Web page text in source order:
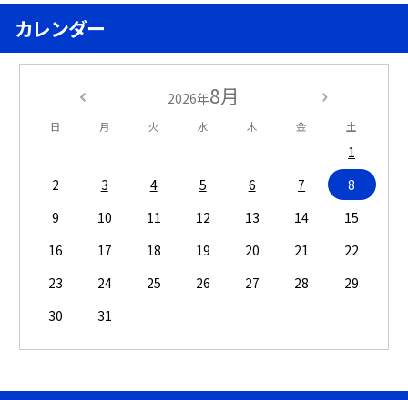
カレンダー
2026年8月
日 月 火 水 木 金 土
1
2
3 4 5 6 7
8
9
10 11 12 13 14
15
16
17 18 19 20 21
22
23
24 25 26 27 28
29
30
31